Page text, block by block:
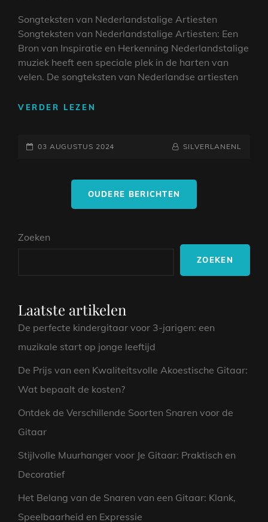
Songteksten van Nederlandstalige Artiesten
Songteksten van Nederlandstalige Artiesten: Een
Bron van Inspiratie en Herkenning Nederlandstalige
muziek heeft een speciale plek in de harten van
velen. De songteksten van Nederlandse artiesten
VERDER LEZEN
VAN
ARTIESTEN
GEPLAATST
03 AUGUSTUS 2024 NAAMREGEL
BYLINE
SILVERLANENL
Berichtnavigatie
OUDERE BERICHTEN
Zoeken
ZOEKEN
Laatste artikelen
De perfecte kindergitaar voor 3-jarigen: een
muzikale start op jonge leeftijd
De Prijs van een Kwaliteitsvolle Akoestische Gitaar:
Wat bepaalt de kosten?
Ontdek de Verschillende Soorten Snaren voor de
Gitaar
Stijlvolle Muurhanger voor Je Gitaar: Praktisch en
Decoratief
Het Belang van de Snaren van een Gitaar: Klank,
Speelbaarheid en Expressie